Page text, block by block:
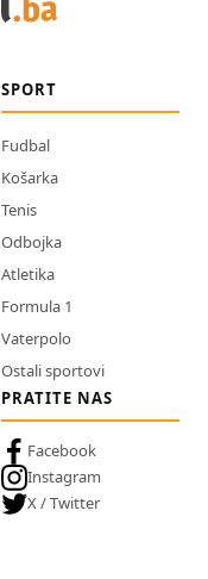
SPORT
Fudbal
Košarka
Tenis
Odbojka
Atletika
Formula 1
Vaterpolo
Ostali sportovi
PRATITE NAS
Facebook
Instagram
X / Twitter